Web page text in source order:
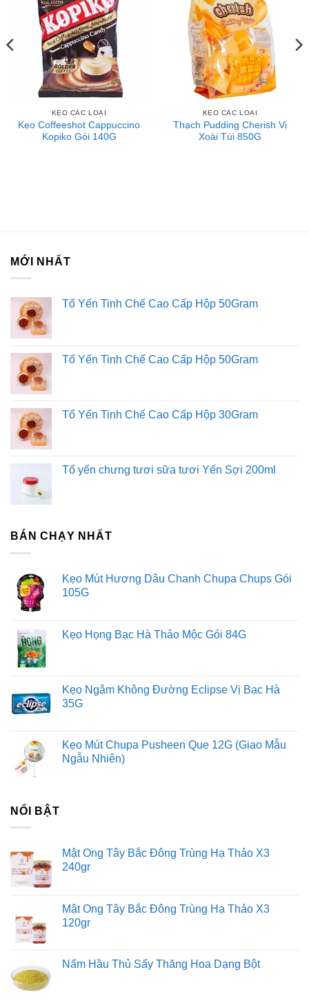
KẸO CÁC LOẠI
Kẹo Coffeeshot Cappuccino
Kopiko Gói 140G
KẸO CÁC LOẠI
Thạch Pudding Cherish Vị
Xoài Túi 850G
MỚI NHẤT
Tổ Yến Tinh Chế Cao Cấp Hộp 50Gram
Tổ Yến Tinh Chế Cao Cấp Hộp 50Gram
Tổ Yến Tinh Chế Cao Cấp Hộp 30Gram
Tổ yến chưng tươi sữa tươi Yến Sợi 200ml
BÁN CHẠY NHẤT
Kẹo Mút Hương Dâu Chanh Chupa Chups Gói
105G
Kẹo Họng Bạc Hà Thảo Mộc Gói 84G
Kẹo Ngậm Không Đường Eclipse Vị Bạc Hà
35G
Kẹo Mút Chupa Pusheen Que 12G (Giao Mẫu
Ngẫu Nhiên)
NỔI BẬT
Mật Ong Tây Bắc Đông Trùng Hạ Thảo X3
240gr
Mật Ong Tây Bắc Đông Trùng Hạ Thảo X3
120gr
Nấm Hầu Thủ Sấy Thăng Hoa Dạng Bột